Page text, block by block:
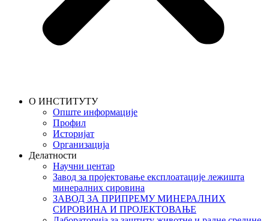
О ИНСТИТУТУ
Опште информације
Профил
Историјат
Организација
Делатности
Научни центар
Завод за пројектовање експлоатације лежишта
минералних сировина
ЗАВОД ЗА ПРИПРЕМУ МИНЕРАЛНИХ
СИРОВИНА И ПРОЈЕКТОВАЊЕ